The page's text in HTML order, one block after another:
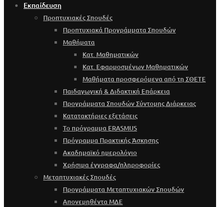
Εκπαίδευση
Προπτυχιακές Σπουδές
Προπτυχιακά Προγράμματα Σπουδών
Μαθήματα
Κατ. Μαθηματικών
Κατ. Εφαρμοσμένων Μαθηματικών
Μαθήματα προσφερόμενα από τη ΣΘΕΤΕ
Παιδαγωγική & Διδακτική Επάρκεια
Προγράμματα Σπουδών Σύντομης Διάρκειας
Κατατακτήριες εξετάσεις
Το πρόγραμμα ERASMUS
Πρόγραμμα Πρακτικής Άσκησης
Ακαδημαϊκό ημερολόγιο
Χρήσιμα έγγραφα/πληροφορίες
Μεταπτυχιακές Σπουδές
Προγράμματα Μεταπτυχιακών Σπουδών
Απονεμηθέντα ΜΔΕ